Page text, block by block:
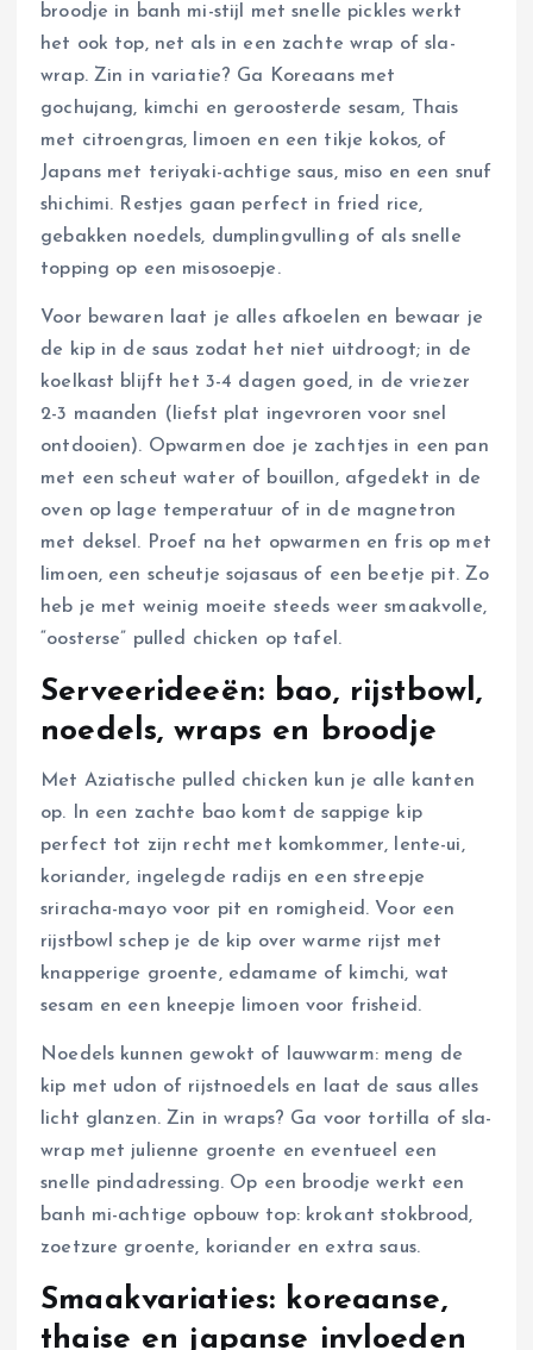
broodje in banh mi-stijl met snelle pickles werkt
het ook top, net als in een zachte wrap of sla-
wrap. Zin in variatie? Ga Koreaans met
gochujang, kimchi en geroosterde sesam, Thais
met citroengras, limoen en een tikje kokos, of
Japans met teriyaki-achtige saus, miso en een snuf
shichimi. Restjes gaan perfect in fried rice,
gebakken noedels, dumplingvulling of als snelle
topping op een misosoepje.
Voor bewaren laat je alles afkoelen en bewaar je
de kip in de saus zodat het niet uitdroogt; in de
koelkast blijft het 3-4 dagen goed, in de vriezer
2-3 maanden (liefst plat ingevroren voor snel
ontdooien). Opwarmen doe je zachtjes in een pan
met een scheut water of bouillon, afgedekt in de
oven op lage temperatuur of in de magnetron
met deksel. Proef na het opwarmen en fris op met
limoen, een scheutje sojasaus of een beetje pit. Zo
heb je met weinig moeite steeds weer smaakvolle,
“oosterse” pulled chicken op tafel.
Serveerideeën: bao, rijstbowl,
noedels, wraps en broodje
Met Aziatische pulled chicken kun je alle kanten
op. In een zachte bao komt de sappige kip
perfect tot zijn recht met komkommer, lente-ui,
koriander, ingelegde radijs en een streepje
sriracha-mayo voor pit en romigheid. Voor een
rijstbowl schep je de kip over warme rijst met
knapperige groente, edamame of kimchi, wat
sesam en een kneepje limoen voor frisheid.
Noedels kunnen gewokt of lauwwarm: meng de
kip met udon of rijstnoedels en laat de saus alles
licht glanzen. Zin in wraps? Ga voor tortilla of sla-
wrap met julienne groente en eventueel een
snelle pindadressing. Op een broodje werkt een
banh mi-achtige opbouw top: krokant stokbrood,
zoetzure groente, koriander en extra saus.
Smaakvariaties: koreaanse,
thaise en japanse invloeden